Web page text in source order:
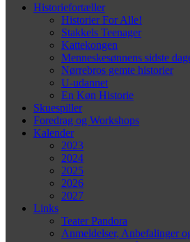
Historiefortæller
Historier For Alle!
Stakkels Teenager
Kattekongen
Menneskesønnens sidste
Nørrebros gemte historier
U-udannet
En Køn Historie
Skuespiller
Foredrag og Workshops
Kalender
2023
2024
2025
2026
2027
Links
Teater Pandora
Anmeldelser, Anbefalinger